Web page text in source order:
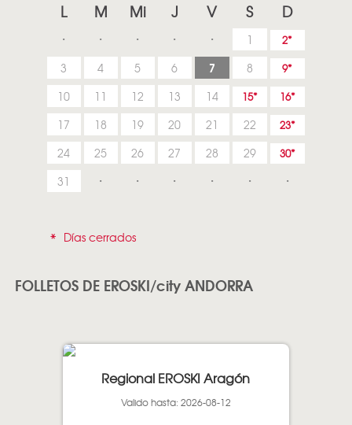
L M Mi J V S D
1 2
3 4 5 6 7 8 9
10 11 12 13 14 15 16
17 18 19 20 21 22 23
24 25 26 27 28 29 30
31
* Días cerrados
FOLLETOS DE EROSKI/city ANDORRA
Regional EROSKI Aragón
Valido hasta: 2026-08-12